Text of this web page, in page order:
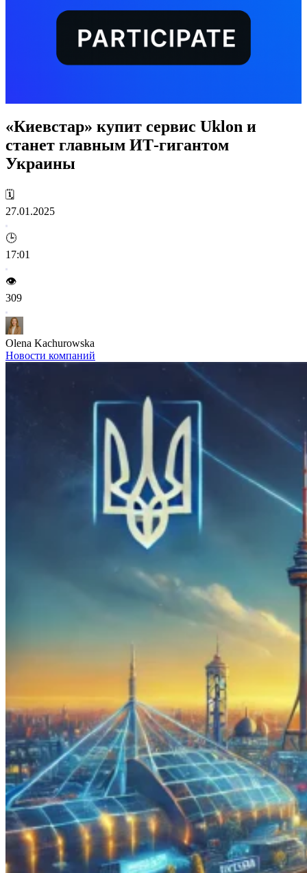
«Киевстар» купит сервис Uklon и
станет главным ИТ-гигантом
Украины
🗓️
27.01.2025
🕒
17:01
👁️
309
Olena Kachurowska
Новости компаний